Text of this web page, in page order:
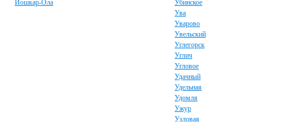
Йошкар-Ола
Убинское
Ува
Уварово
Увельский
Углегорск
Углич
Угловое
Удачный
Удельная
Удомля
Ужур
Узловая